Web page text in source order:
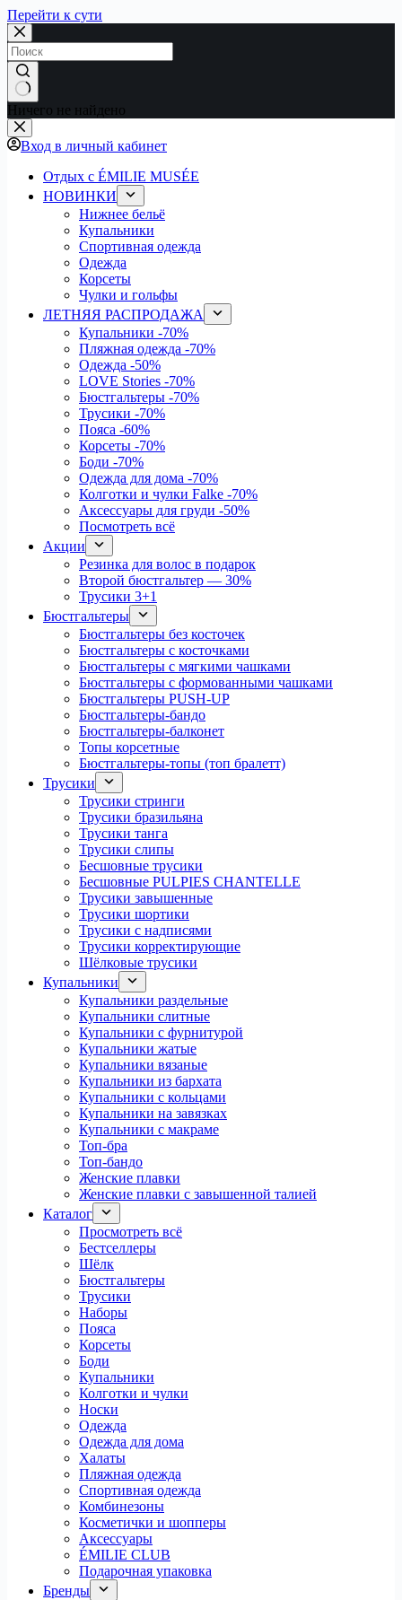
Перейти к сути
Ничего не найдено
Вход в личный кабинет
Отдых с ÉMILIE MUSÉE
НОВИНКИ
Нижнее бельё
Купальники
Спортивная одежда
Одежда
Корсеты
Чулки и гольфы
ЛЕТНЯЯ РАСПРОДАЖА
Купальники -70%
Пляжная одежда -70%
Одежда -50%
LOVE Stories -70%
Бюстгальтеры -70%
Трусики -70%
Пояса -60%
Корсеты -70%
Боди -70%
Одежда для дома -70%
Колготки и чулки Falke -70%
Аксессуары для груди -50%
Посмотреть всё
Акции
Резинка для волос в подарок
Второй бюстгальтер — 30%
Трусики 3+1
Бюстгальтеры
Бюстгальтеры без косточек
Бюстгальтеры с косточками
Бюстгальтеры с мягкими чашками
Бюстгальтеры с формованными чашками
Бюстгальтеры PUSH-UP
Бюстгальтеры-бандо
Бюстгальтеры-балконет
Топы корсетные
Бюстгальтеры-топы (топ бралетт)
Трусики
Трусики стринги
Трусики бразильяна
Трусики танга
Трусики слипы
Бесшовные трусики
Бесшовные PULPIES CHANTELLE
Трусики завышенные
Трусики шортики
Трусики с надписями
Трусики корректирующие
Шёлковые трусики
Купальники
Купальники раздельные
Купальники слитные
Купальники с фурнитурой
Купальники жатые
Купальники вязаные
Купальники из бархата
Купальники с кольцами
Купальники на завязках
Купальники с макраме
Топ-бра
Топ-бандо
Женские плавки
Женские плавки с завышенной талией
Каталог
Просмотреть всё
Бестселлеры
Шёлк
Бюстгальтеры
Трусики
Наборы
Пояса
Корсеты
Боди
Купальники
Колготки и чулки
Носки
Одежда
Одежда для дома
Халаты
Пляжная одежда
Спортивная одежда
Комбинезоны
Косметички и шопперы
Аксессуары
ÉMILIE CLUB
Подарочная упаковка
Бренды